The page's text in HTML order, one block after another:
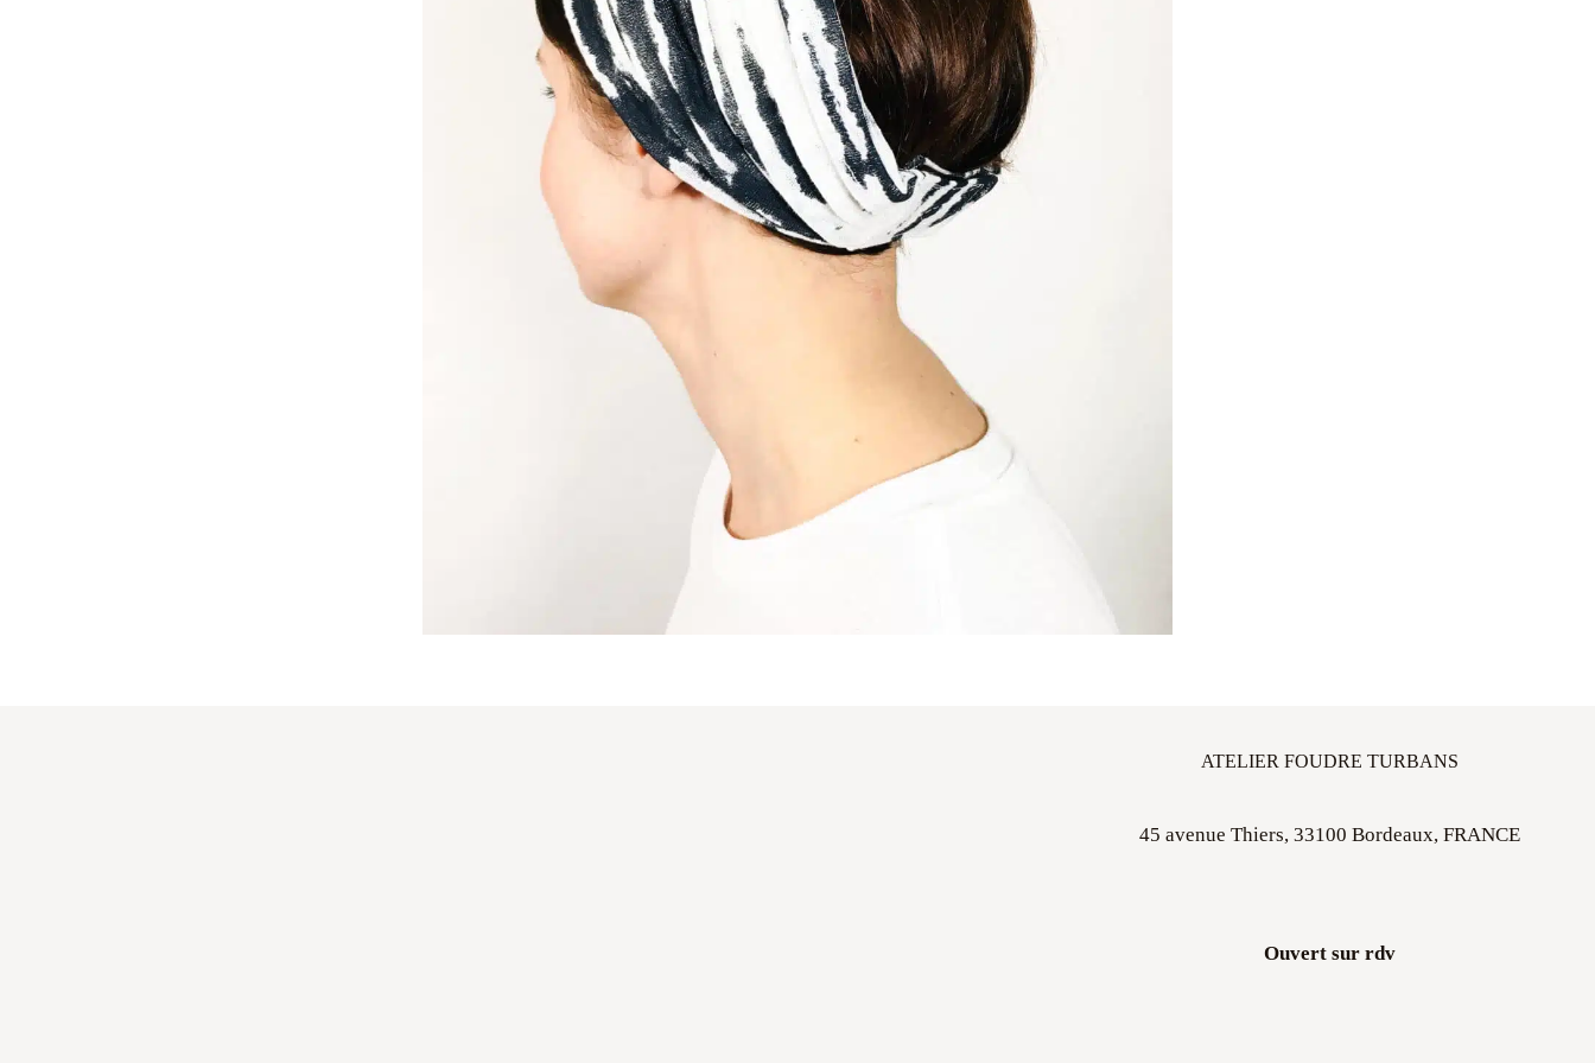
ATELIER FOUDRE TURBANS
45 avenue Thiers, 33100 Bordeaux, FRANCE
Ouvert sur rdv